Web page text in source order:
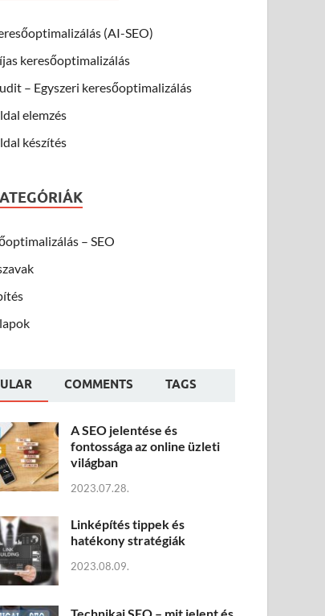
(AI-SEO)
keresőoptimalizálás
– Egyszeri keresőoptimalizálás
elemzés
készítés
– SEO
COMMENTS TAGS
A SEO jelentése és
fontossága az online üzleti
világban
2023.07.28.
Linképítés tippek és
hatékony stratégiák
2023.08.09.